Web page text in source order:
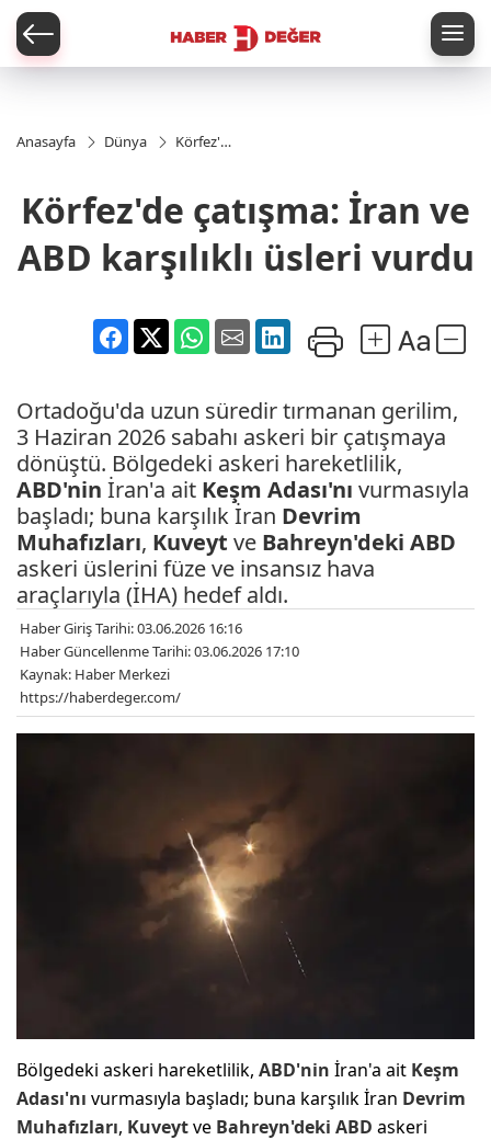
Anasayfa Dünya
Körfez'de
ABD
karşılıklı
üsleri
vurdu
Körfez'de çatışma: İran ve
ABD karşılıklı üsleri vurdu
Ortadoğu'da uzun süredir tırmanan gerilim,
3 Haziran 2026 sabahı askeri bir çatışmaya
dönüştü. Bölgedeki askeri hareketlilik,
ABD'nin İran'a ait Keşm Adası'nı vurmasıyla
başladı; buna karşılık İran Devrim
Muhafızları, Kuveyt ve Bahreyn'deki ABD
askeri üslerini füze ve insansız hava
araçlarıyla (İHA) hedef aldı.
Haber Giriş Tarihi: 03.06.2026 16:16
Haber Güncellenme Tarihi: 03.06.2026 17:10
Kaynak: Haber Merkezi
https://haberdeger.com/
Bölgedeki askeri hareketlilik, ABD'nin İran'a ait Keşm
Adası'nı vurmasıyla başladı; buna karşılık İran Devrim
Muhafızları, Kuveytve Bahreyn'deki ABD askeri